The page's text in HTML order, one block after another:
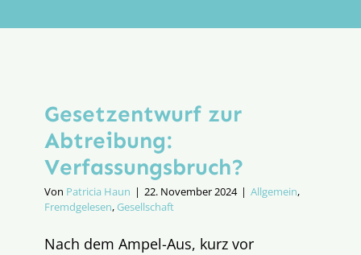
Aktion
Gesetzentwurf zur
Abtreibung:
Verfassungs­bruch?
Von Patricia Haun | 22. November 2024 | Allgemein,
Fremdgelesen,Gesellschaft
Nach dem Ampel-Aus, kurz vor